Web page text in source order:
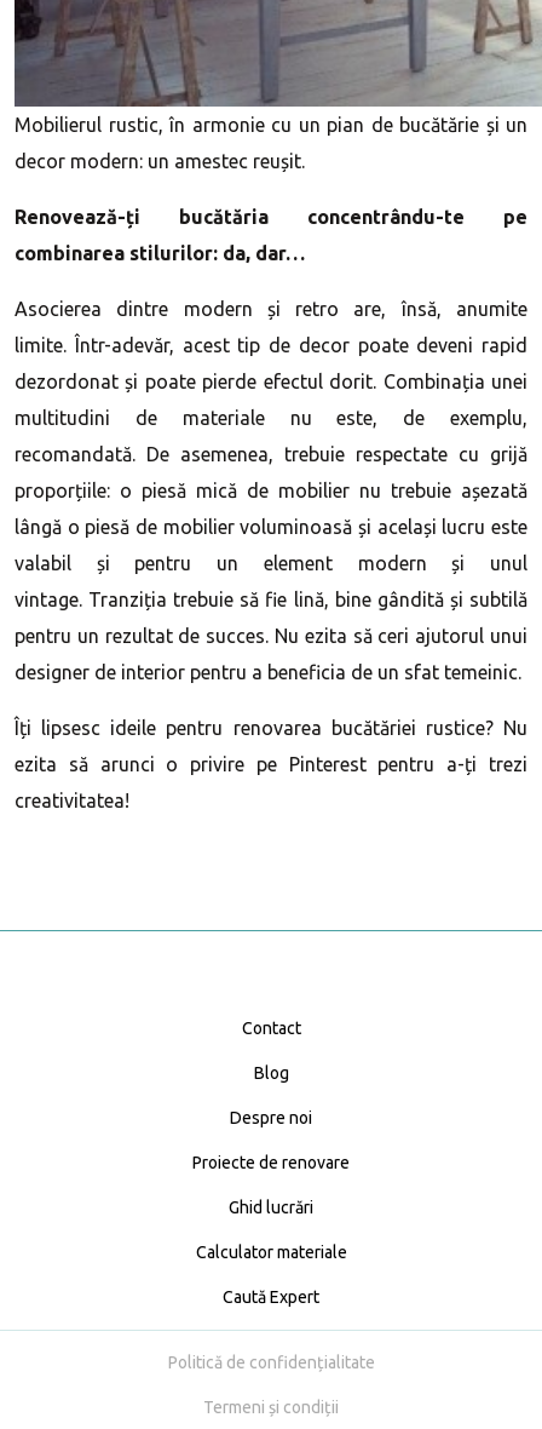
Mobilierul rustic, în armonie cu un pian de bucătărie și un
decor modern: un amestec reușit.
Renovează-ți bucătăria concentrându-te pe
combinarea stilurilor: da, dar…
Asocierea dintre modern și retro are, însă, anumite
limite. Într-adevăr, acest tip de decor poate deveni rapid
dezordonat și poate pierde efectul dorit. Combinația unei
multitudini de materiale nu este, de exemplu,
recomandată. De asemenea, trebuie respectate cu grijă
proporțiile: o piesă mică de mobilier nu trebuie așezată
lângă o piesă de mobilier voluminoasă și același lucru este
valabil și pentru un element modern și unul
vintage. Tranziția trebuie să fie lină, bine gândită și subtilă
pentru un rezultat de succes. Nu ezita să ceri ajutorul unui
designer de interior pentru a beneficia de un sfat temeinic.
Îți lipsesc ideile pentru renovarea bucătăriei rustice? Nu
ezita să arunci o privire pe Pinterest pentru a-ți trezi
creativitatea!
Contact
Blog
Despre noi
Proiecte de renovare
Ghid lucrări
Calculator materiale
Caută Expert
Politică de confidențialitate
Termeni și condiții